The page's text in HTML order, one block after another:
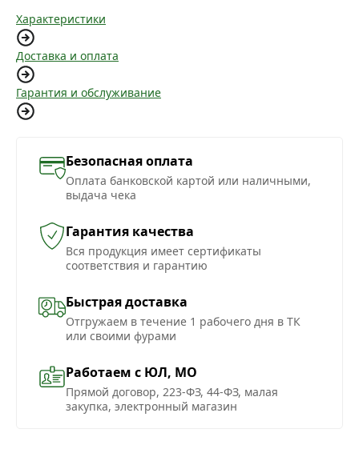
Характеристики
Доставка и оплата
Гарантия и обслуживание
Безопасная оплата
Оплата банковской картой или наличными,
выдача чека
Гарантия качества
Вся продукция имеет сертификаты
соответствия и гарантию
Быстрая доставка
Отгружаем в течение 1 рабочего дня в ТК
или своими фурами
Работаем с ЮЛ, МО
Прямой договор, 223-ФЗ, 44-ФЗ, малая
закупка, электронный магазин